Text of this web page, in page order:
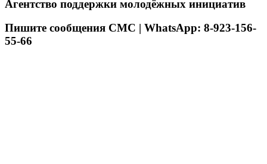
Агентство поддержки молодёжных инициатив
Пишите сообщения СМС | WhatsApp: 8-923-156-
55-66